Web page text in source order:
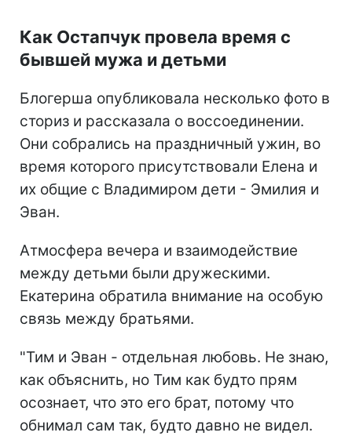
Как Остапчук провела время с
бывшей мужа и детьми
Блогерша опубликовала несколько фото в
сториз и рассказала о воссоединении.
Они собрались на праздничный ужин, во
время которого присутствовали Елена и
их общие с Владимиром дети - Эмилия и
Эван.
Атмосфера вечера и взаимодействие
между детьми были дружескими.
Екатерина обратила внимание на особую
связь между братьями.
"Тим и Эван - отдельная любовь. Не знаю,
как объяснить, но Тим как будто прям
осознает, что это его брат, потому что
обнимал сам так, будто давно не видел.